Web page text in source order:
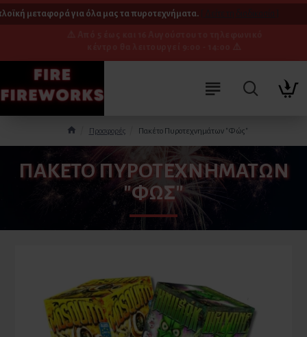
μεταφορά για όλα μας τα πυροτεχνήματα.[ Δείτε τη διαδικασία ]
Προσφορές Πακέτο Πυροτεχνημάτων "Φώς"
ΠΑΚΈΤΟ ΠΥΡΟΤΕΧΝΗΜΆΤΩΝ
"ΦΏΣ"